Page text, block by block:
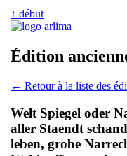
↑ début
Édition
← Retour à la liste des
Welt Spiegel oder
aller Staendt
leben, grobe